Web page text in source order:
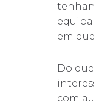
em
Do
com